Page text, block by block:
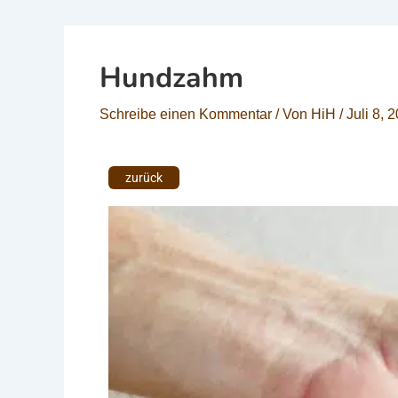
Hundzahm
Schreibe einen Kommentar / Von HiH /Juli 8,